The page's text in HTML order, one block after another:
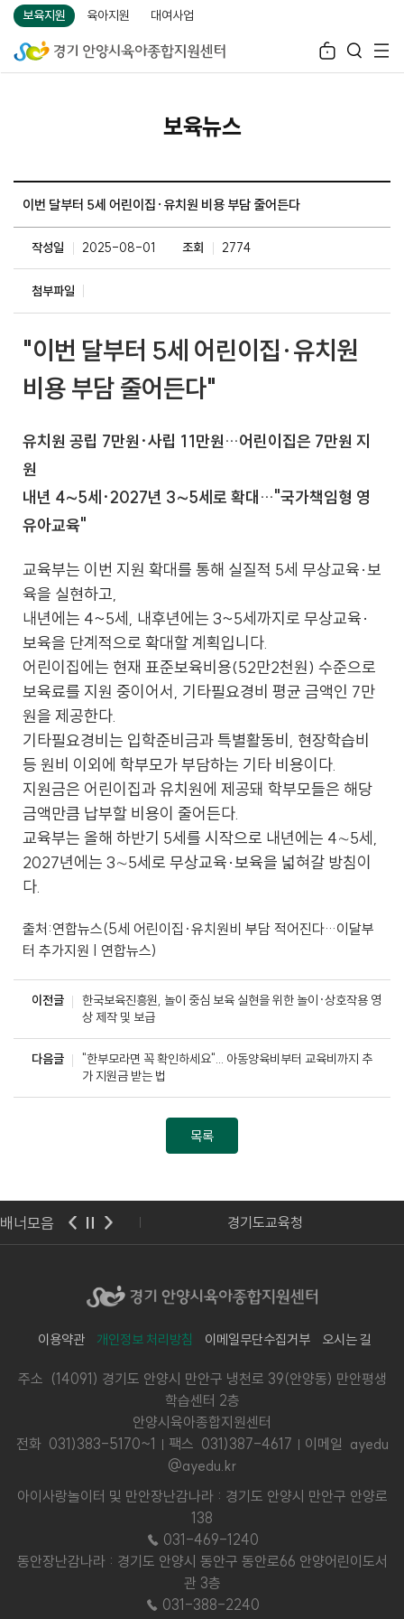
보육지원 육아지원 대여사업
보육뉴스
이번 달부터 5세 어린이집·유치원 비용 부담 줄어든다
작성일 2025-08-01 조회 2774
첨부파일
"이번 달부터 5세 어린이집·유치원
비용 부담 줄어든다"
유치원 공립 7만원·사립 11만원…어린이집은 7만원 지
원
내년 4∼5세·2027년 3∼5세로 확대…"국가책임형 영
유아교육"
교육부는 이번 지원 확대를 통해 실질적 5세 무상교육·보
육을 실현하고,
내년에는 4~5세, 내후년에는 3~5세까지로 무상교육·
보육을 단계적으로 확대할 계획입니다.
어린이집에는 현재 표준보육비용(52만2천원) 수준으로
보육료를 지원 중이어서, 기타필요경비 평균 금액인 7만
원을 제공한다.
기타필요경비는 입학준비금과 특별활동비, 현장학습비
등 원비 이외에 학부모가 부담하는 기타 비용이다.
지원금은 어린이집과 유치원에 제공돼 학부모들은 해당
금액만큼 납부할 비용이 줄어든다.
교육부는 올해 하반기 5세를 시작으로 내년에는 4∼5세,
2027년에는 3∼5세로 무상교육·보육을 넓혀갈 방침이
다.
출처:연합뉴스(5세 어린이집·유치원비 부담 적어진다…이달부
터 추가지원 | 연합뉴스)
이전글
한국보육진흥원, 놀이 중심 보육 실현을 위한 놀이·상호작용 영
상 제작 및 보급
다음글
"한부모라면 꼭 확인하세요"... 아동양육비부터 교육비까지 추
가 지원금 받는 법
목록
배너모음
육부 경기도교육청
이용약관 개인정보 처리방침 이메일무단수집거부 오시는 길
주소 (14091) 경기도 안양시 만안구 냉천로 39(안양동) 만안평생
학습센터 2층
안양시육아종합지원센터
전화 031)383-5170~1 팩스 031)387-4617
이메일 ayedu
@ayedu.kr
아이사랑놀이터 및 만안장난감나라 : 경기도 안양시 만안구 안양로
138
☎ 031-469-1240
동안장난감나라 : 경기도 안양시 동안구 동안로66 안양어린이도서
관 3층
☎ 031-388-2240